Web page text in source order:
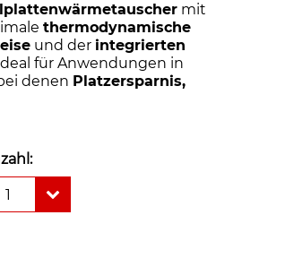
mit
thermodynamische
und der integrierten
für Anwendungen in
denen Platzersparnis,
1